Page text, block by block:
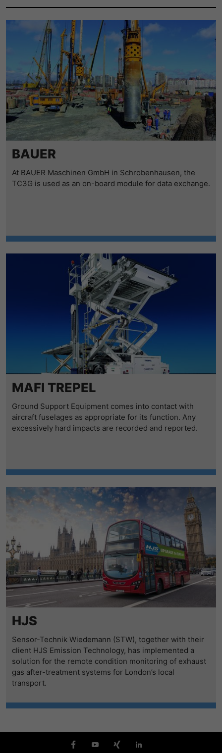
BAUER
At BAUER Maschinen GmbH in Schrobenhausen, the
TC3G is used as an on-board module for data exchange.
MAFI TREPEL
Ground Support Equipment comes into contact with
aircraft fuselages as appropriate for its function. Any
excessively hard impacts are recorded and reported.
HJS
Sensor-Technik Wiedemann (STW), together with their
client HJS Emission Technology, has implemented a
solution for the remote condition monitoring of exhaust
gas after-treatment systems for London’s local
transport.